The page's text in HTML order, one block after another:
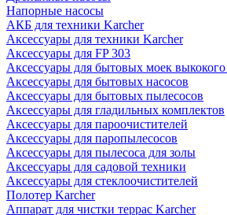
Напорные насосы
АКБ для техники Karcher
Аксессуары для техники Karcher
Аксессуары для FP 303
Аксессуары для бытовых моек
Аксессуары для бытовых насосов
Аксессуары для бытовых пылесосов
Аксессуары для гладильных комплектов
Аксессуары для пароочистителей
Аксессуары для паропылесосов
Аксессуары для пылесоса для золы
Аксессуары для садовой техники
Аксессуары для стеклоочистителей
Полотер Karcher
Аппарат для чистки террас Karcher